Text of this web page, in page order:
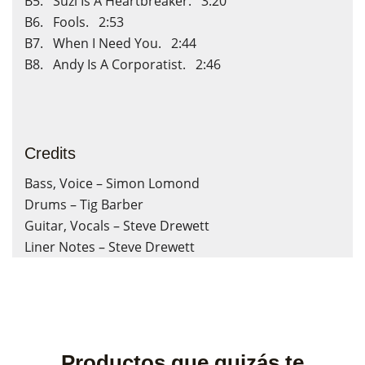
B6. Fools. 2:53
B7. When I Need You. 2:44
B8. Andy Is A Corporatist. 2:46
Credits
Bass, Voice – Simon Lomond
Drums – Tig Barber
Guitar, Vocals – Steve Drewett
Liner Notes – Steve Drewett
Nombre de la lista de deseos
Cancelar
Debe iniciar sesión para guardar productos en su lista de
deseos.
Cancelar